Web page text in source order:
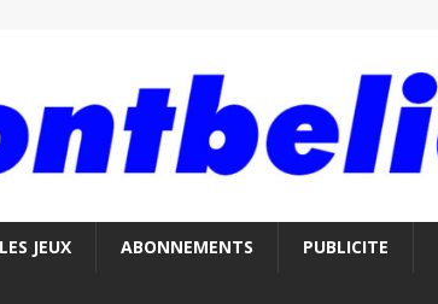
LES JEUX ABONNEMENTS PUBLICITE